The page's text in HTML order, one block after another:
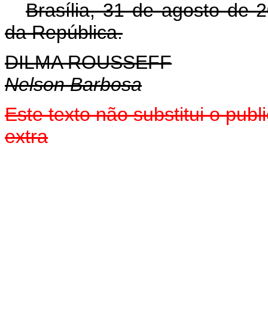
Brasília, 31 de agosto de
da República.
DILMA ROUSSEFF
Nelson Barbosa
Este texto não substitui o
extra